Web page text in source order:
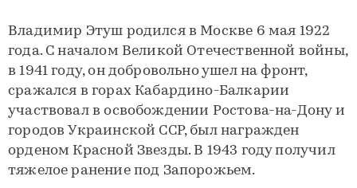
Владимир Этуш родился в Москве 6 мая 1922
года. С началом Великой Отечественной войны,
в 1941 году, он добровольно ушел на фронт,
сражался в горах Кабардино-Балкарии
участвовал в освобождении Ростова-на-Дону и
городов Украинской ССР, был награжден
орденом Красной Звезды. В 1943 году получил
тяжелое ранение под Запорожьем.